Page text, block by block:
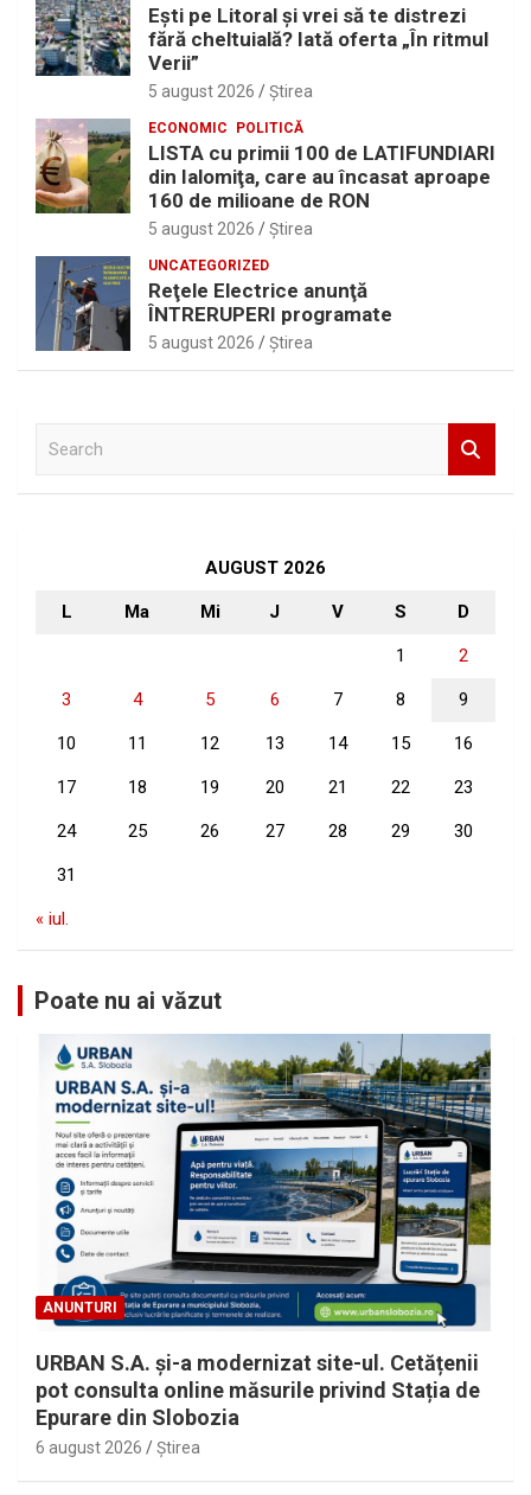
Eşti pe Litoral şi vrei să te distrezi
fără cheltuială? Iată oferta „În ritmul
Verii”
5 august 2026 Ştirea
ECONOMIC POLITICĂ
LISTA cu primii 100 de LATIFUNDIARI
din Ialomiţa, care au încasat aproape
160 de milioane de RON
5 august 2026 Ştirea
UNCATEGORIZED
Reţele Electrice anunţă
ÎNTRERUPERI programate
5 august 2026 Ştirea
AUGUST 2026
L Ma Mi J V S D
1 2
3 4 5 6 7 8 9
10 11 12 13 14 15 16
17 18 19 20 21 22 23
24 25 26 27 28 29 30
31
« iul.
Poate nu ai văzut
ANUNTURI
URBAN S.A. și-a modernizat site-ul. Cetățenii
pot consulta online măsurile privind Stația de
Epurare din Slobozia
6 august 2026 Ştirea